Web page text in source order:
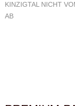
KINZIGTAL NICHT
AB